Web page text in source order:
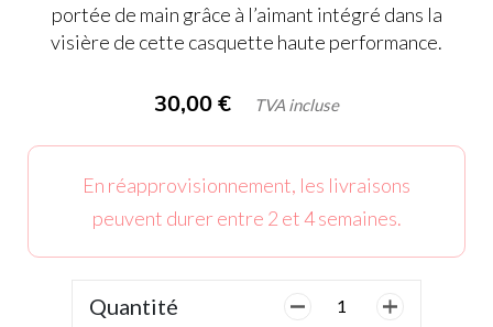
portée de main grâce à l’aimant intégré dans la
visière de cette casquette haute performance.
30,00 € TVA incluse
En réapprovisionnement, les livraisons
peuvent durer entre 2 et 4 semaines.
Quantité
quantité